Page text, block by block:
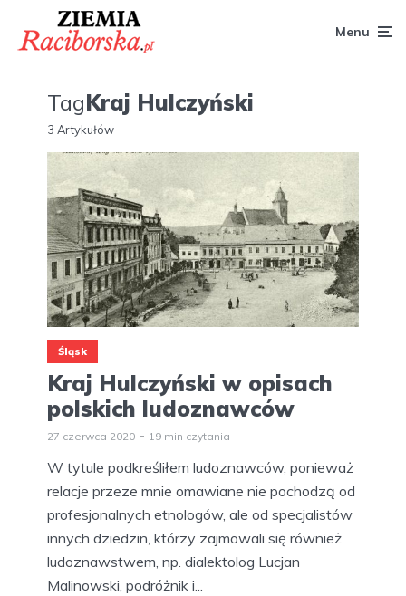
Menu
TagKraj Hulczyński
3 Artykułów
Śląsk
Kraj Hulczyński w opisach
polskich ludoznawców
27 czerwca 2020 19 min czytania
W tytule podkreśliłem ludoznawców, ponieważ
relacje przeze mnie omawiane nie pochodzą od
profesjonalnych etnologów, ale od specjalistów
innych dziedzin, którzy zajmowali się również
ludoznawstwem, np. dialektolog Lucjan
Malinowski, podróżnik i...